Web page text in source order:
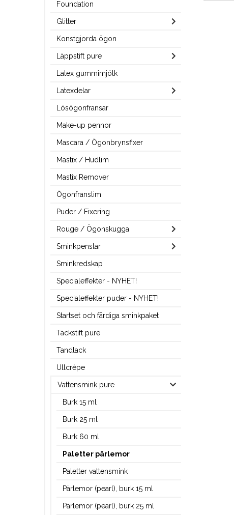
Foundation
Glitter
Konstgjorda ögon
Läppstift pure
Latex gummimjölk
Latexdelar
Lösögonfransar
Make-up pennor
Mascara / Ögonbrynsfixer
Mastix / Hudlim
Mastix Remover
Ögonfranslim
Puder / Fixering
Rouge / Ögonskugga
Sminkpenslar
Sminkredskap
Specialeffekter - NYHET!
Specialeffekter puder - NYHET!
Startset och färdiga sminkpaket
Täckstift pure
Tandlack
Ullcrèpe
Vattensmink pure
Burk 15 ml
Burk 25 ml
Burk 60 ml
Paletter pärlemor
Paletter vattensmink
Pärlemor (pearl), burk 15 ml
Pärlemor (pearl), burk 25 ml